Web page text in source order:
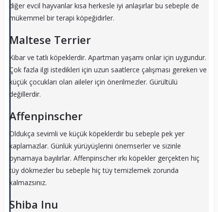
diğer evcil hayvanlar kısa herkesle iyi anlaşırlar bu sebeple de
mükemmel bir terapi köpeğidirler.
Maltese Terrier
Kibar ve tatlı köpeklerdir. Apartman yaşamı onlar için uygundur.
Çok fazla ilgi istedikleri için uzun saatlerce çalışması gereken ve
küçük çocukları olan aileler için önerilmezler. Gürültülü
değillerdir.
Affenpinscher
Oldukça sevimli ve küçük köpeklerdir bu sebeple pek yer
kaplamazlar. Günlük yürüyüşlerini önemserler ve sizinle
oynamaya bayılırlar. Affenpinscher ırkı köpekler gerçekten hiç
tüy dökmezler bu sebeple hiç tüy temizlemek zorunda
kalmazsınız.
Shiba Inu